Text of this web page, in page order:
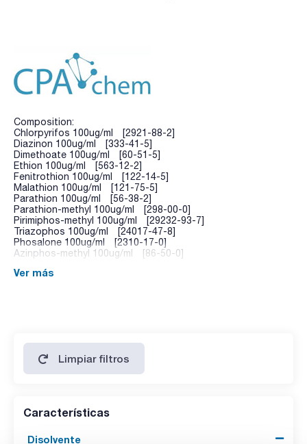
Composition:
Chlorpyrifos 100ug/ml [2921-88-2]
Diazinon 100ug/ml [333-41-5]
Dimethoate 100ug/ml [60-51-5]
Ethion 100ug/ml [563-12-2]
Fenitrothion 100ug/ml [122-14-5]
Malathion 100ug/ml [121-75-5]
Parathion 100ug/ml [56-38-2]
Parathion-methyl 100ug/ml [298-00-0]
Pirimiphos-methyl 100ug/ml [29232-93-7]
Triazophos 100ug/ml [24017-47-8]
Phosalone 100ug/ml [2310-17-0]
Azinphos-methyl 100ug/ml [86-50-0]
Ver más
Limpiar filtros
Características
Disolvente